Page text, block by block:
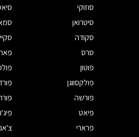
סוזוקי
סיטרואן
סקודה
סרס
פוטון
פולקסווגן
פורשה
פיאט
פיג'ו
פרארי